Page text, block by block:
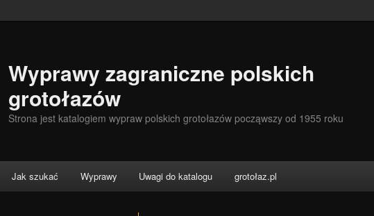
Wyprawy zagraniczne polskich
grotołazów
Strona jest katalogiem wypraw polskich grotołazów począwszy od 1955 roku
Przeskocz do tekstu
Przeskocz do widgetów
Jak szukać Wyprawy Uwagi do katalogu grotołaz.pl